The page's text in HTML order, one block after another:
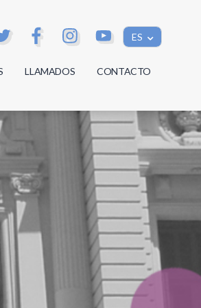
ES
LLAMADOS CONTACTO